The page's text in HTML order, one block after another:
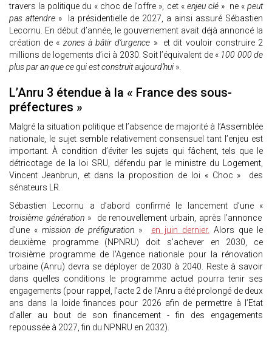
travers la politique du « choc de l’offre », cet «enjeu clé » ne «peut
pas attendre » la présidentielle de 2027, a ainsi assuré Sébastien
Lecornu. En début d’année, le gouvernement avait déjà annoncé la
création de « zones à bâtir d’urgence » et dit vouloir construire 2
millions de logements d’ici à 2030. Soit l’équivalent de « 100 000 de
plus par an que ce qui est construit aujourd’hui ».
L’Anru 3 étendue à la « France des sous-
préfectures »
Malgré la situation politique et l’absence de majorité à l’Assemblée
nationale, le sujet semble relativement consensuel tant l’enjeu est
important. À condition d’éviter les sujets qui fâchent, tels que le
détricotage de la loi SRU, défendu par le ministre du Logement,
Vincent Jeanbrun, et dans la proposition de loi « Choc » des
sénateurs LR.
Sébastien Lecornu a d’abord confirmé le lancement d’une «
troisième génération » de renouvellement urbain, après l’annonce
d’une «mission de préfiguration » en juin dernier. Alors que le
deuxième programme (NPNRU) doit s'achever en 2030, ce
troisième programme de l'Agence nationale pour la rénovation
urbaine (Anru) devra se déployer de 2030 à 2040. Reste à savoir
dans quelles conditions le programme actuel pourra tenir ses
engagements (pour rappel, l’acte 2 de l'Anru a été prolongé de deux
ans dans la loide finances pour 2026 afin de permettre à l’Etat
d’aller au bout de son financement - fin des engagements
repoussée à 2027, fin du NPNRU en 2032).